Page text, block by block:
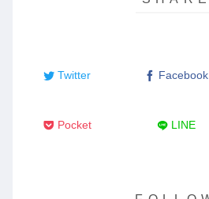
Twitter Facebook
Pocket LINE